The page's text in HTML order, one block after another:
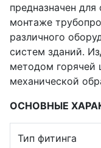
предназначен
монтаже
различного
систем зданий.
методом горячей
механической
ОСНОВНЫЕ
Тип фитинга